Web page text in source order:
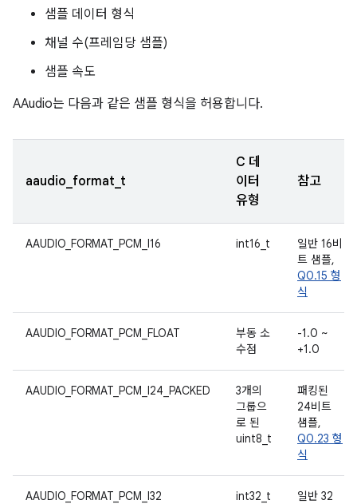
샘플 데이터 형식
채널 수(프레임당 샘플)
샘플 속도
AAudio는 다음과 같은 샘플 형식을 허용합니다.
aaudio_format_t
C 데
이터
유형
참고
AAUDIO_FORMAT_PCM_I16 int16_t
일반 16비
트 샘플,
Q0.15 형
식
AAUDIO_FORMAT_PCM_FLOAT
부동 소
수점
-1.0 ~
+1.0
AAUDIO_FORMAT_PCM_I24_PACKED
3개의
그룹으
로 된
uint8_t
패킹된
24비트
샘플,
Q0.23 형
식
AAUDIO_FORMAT_PCM_I32 int32_t 일반 32